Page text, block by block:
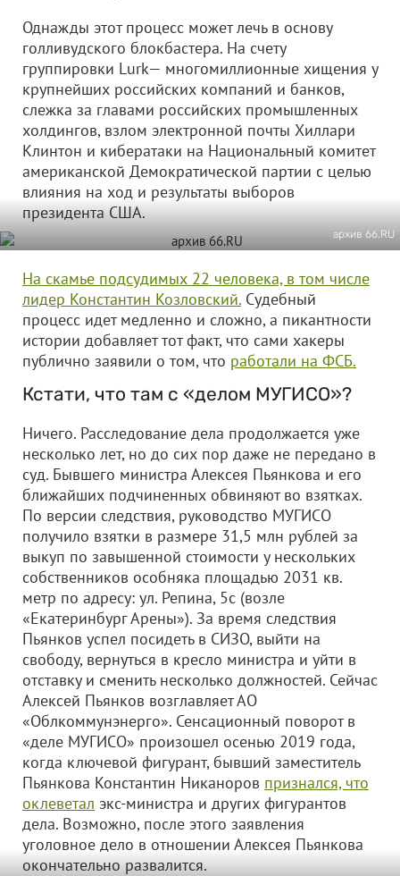
Однажды этот процесс может лечь в основу
голливудского блокбастера. На счету
группировки Lurk— многомиллионные хищения у
крупнейших российских компаний и банков,
слежка за главами российских промышленных
холдингов, взлом электронной почты Хиллари
Клинтон и кибератаки на Национальный комитет
американской Демократической партии с целью
влияния на ход и результаты выборов
президента США.
архив 66.RU
На скамье подсудимых 22 человека, в том числе
лидер Константин Козловский. Судебный
процесс идет медленно и сложно, а пикантности
истории добавляет тот факт, что сами хакеры
публично заявили о том, что работали на ФСБ.
Кстати, что там с «делом МУГИСО»?
Ничего. Расследование дела продолжается уже
несколько лет, но до сих пор даже не передано в
суд. Бывшего министра Алексея Пьянкова и его
ближайших подчиненных обвиняют во взятках.
По версии следствия, руководство МУГИСО
получило взятки в размере 31,5 млн рублей за
выкуп по завышенной стоимости у нескольких
собственников особняка площадью 2031 кв.
метр по адресу: ул. Репина, 5с (возле
«Екатеринбург Арены»). За время следствия
Пьянков успел посидеть в СИЗО, выйти на
свободу, вернуться в кресло министра и уйти в
отставку и сменить несколько должностей. Сейчас
Алексей Пьянков возглавляет АО
«Облкоммунэнерго». Сенсационный поворот в
«деле МУГИСО» произошел осенью 2019 года,
когда ключевой фигурант, бывший заместитель
Пьянкова Константин Никаноров признался, что
оклеветал экс-министра и других фигурантов
дела. Возможно, после этого заявления
уголовное дело в отношении Алексея Пьянкова
окончательно развалится.